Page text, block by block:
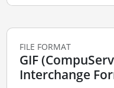
FILE FORMAT
GIF
Interchange